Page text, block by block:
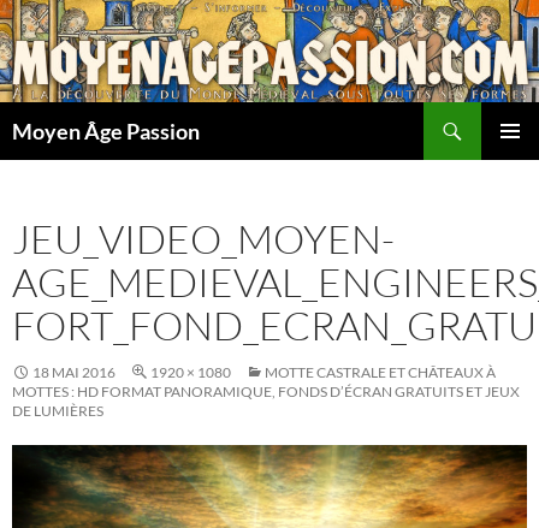
Aller
au
contenu
Moyen Âge Passion
JEU_VIDEO_MOYEN-
18 MAI 2016 1920 × 1080
MOTTE CASTRALE ET CHÂTEAUX À
MOTTES : HD FORMAT PANORAMIQUE, FONDS D’ÉCRAN GRATUITS ET JEUX
DE LUMIÈRES